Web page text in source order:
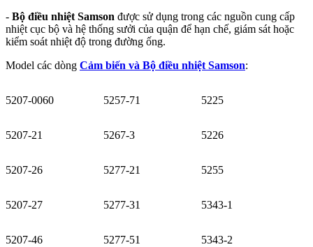
- Bộ điều nhiệt Samson được sử dụng trong các nguồn cung cấp
nhiệt cục bộ và hệ thống sưởi của quận để hạn chế, giám sát hoặc
kiểm soát nhiệt độ trong đường ống.
Model các dòng Cảm biến và Bộ điều nhiệt Samson:
5207-0060 5257-71 5225
5207-21 5267-3 5226
5207-26 5277-21 5255
5207-27 5277-31 5343-1
5207-46 5277-51 5343-2